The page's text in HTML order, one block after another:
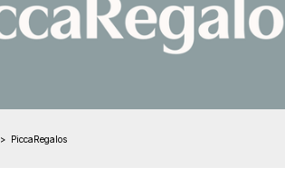
> PiccaRegalos